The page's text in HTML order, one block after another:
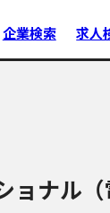
企業検索 求人
ナル（